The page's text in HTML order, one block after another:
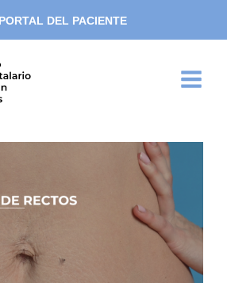
PORTAL DEL PACIENTE
Menu